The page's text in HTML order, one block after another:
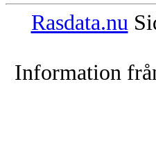
Rasdata.nu
Information